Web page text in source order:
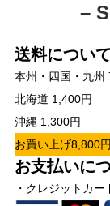
–
送料について
本州・四国・九州
北海道 1,400円
沖縄 1,300円
お買い上げ8,800
お支払いに
・クレジットカー